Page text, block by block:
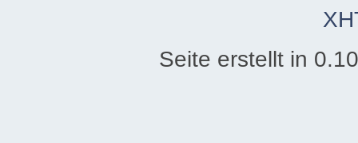
Seite erstellt in